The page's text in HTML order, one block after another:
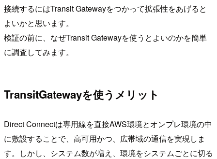
接続するにはTransit Gatewayをつかって拡張性をあげると
よいかと思います。
検証の前に、なぜTransit Gatewayを使うとよいのかを簡単
に調査してみます。
TransitGatewayを使うメリット
Direct Connectは専用線を直接AWS環境とオンプレ環境の中
に敷設することで、高可用かつ、広帯域の通信を実現しま
す。しかし、システム数が増え、環境をシステムごとに切る